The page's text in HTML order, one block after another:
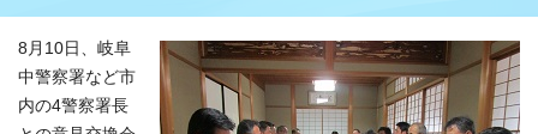
8月10日、岐阜
中警察署など市
内の4警察署長